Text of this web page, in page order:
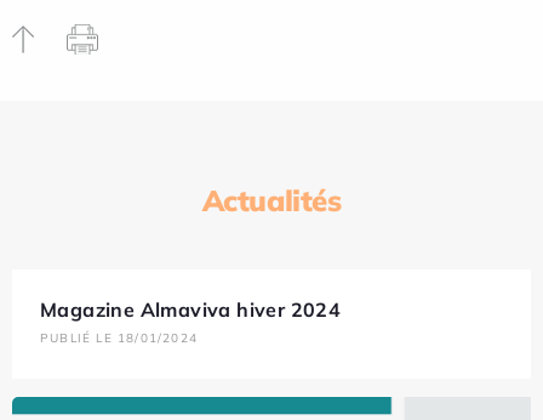
Actualités
Magazine Almaviva hiver 2024
PUBLIÉ LE 18/01/2024